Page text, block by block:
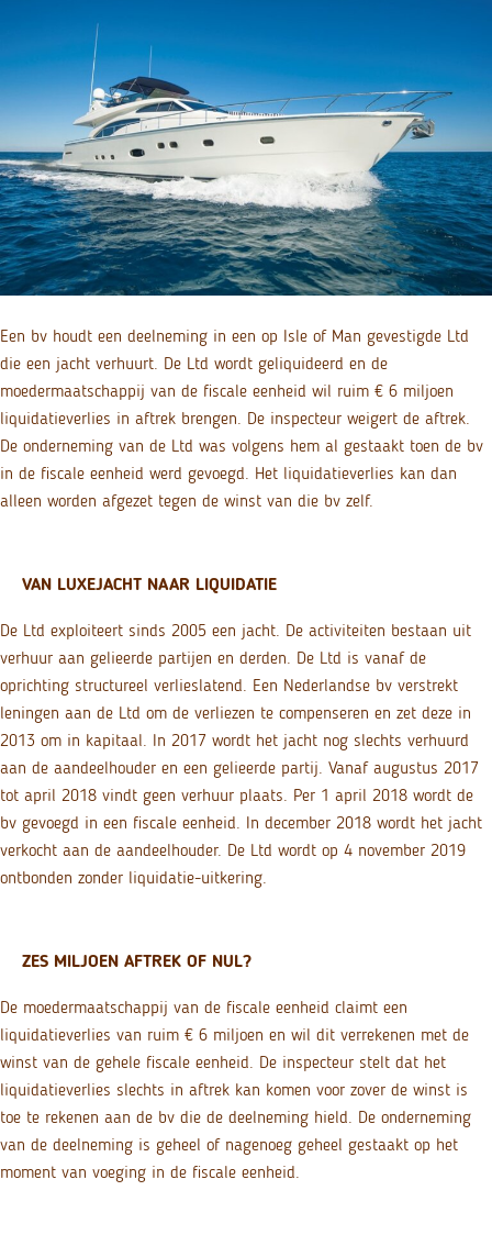
Een bv houdt een deelneming in een op Isle of Man gevestigde Ltd
die een jacht verhuurt. De Ltd wordt geliquideerd en de
moedermaatschappij van de fiscale eenheid wil ruim € 6 miljoen
liquidatieverlies in aftrek brengen. De inspecteur weigert de aftrek.
De onderneming van de Ltd was volgens hem al gestaakt toen de bv
in de fiscale eenheid werd gevoegd. Het liquidatieverlies kan dan
alleen worden afgezet tegen de winst van die bv zelf.
VAN LUXEJACHT NAAR LIQUIDATIE
De Ltd exploiteert sinds 2005 een jacht. De activiteiten bestaan uit
verhuur aan gelieerde partijen en derden. De Ltd is vanaf de
oprichting structureel verlieslatend. Een Nederlandse bv verstrekt
leningen aan de Ltd om de verliezen te compenseren en zet deze in
2013 om in kapitaal. In 2017 wordt het jacht nog slechts verhuurd
aan de aandeelhouder en een gelieerde partij. Vanaf augustus 2017
tot april 2018 vindt geen verhuur plaats. Per 1 april 2018 wordt de
bv gevoegd in een fiscale eenheid. In december 2018 wordt het jacht
verkocht aan de aandeelhouder. De Ltd wordt op 4 november 2019
ontbonden zonder liquidatie-uitkering.
ZES MILJOEN AFTREK OF NUL?
De moedermaatschappij van de fiscale eenheid claimt een
liquidatieverlies van ruim € 6 miljoen en wil dit verrekenen met de
winst van de gehele fiscale eenheid. De inspecteur stelt dat het
liquidatieverlies slechts in aftrek kan komen voor zover de winst is
toe te rekenen aan de bv die de deelneming hield. De onderneming
van de deelneming is geheel of nagenoeg geheel gestaakt op het
moment van voeging in de fiscale eenheid.